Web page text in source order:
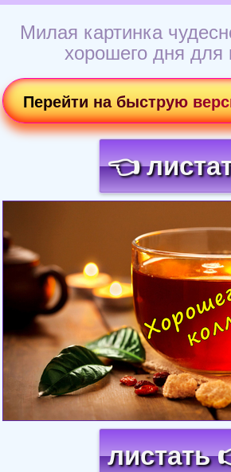
Милая картинка
хорошего дня для
Перейти на быструю
👈
листать